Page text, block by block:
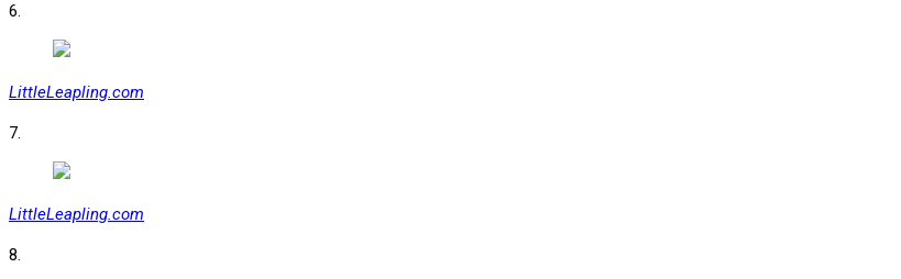
6.
LittleLeapling.com
7.
LittleLeapling.com
8.